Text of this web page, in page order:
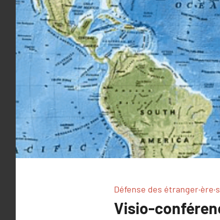
Défense des étranger·ère·s
Visio-